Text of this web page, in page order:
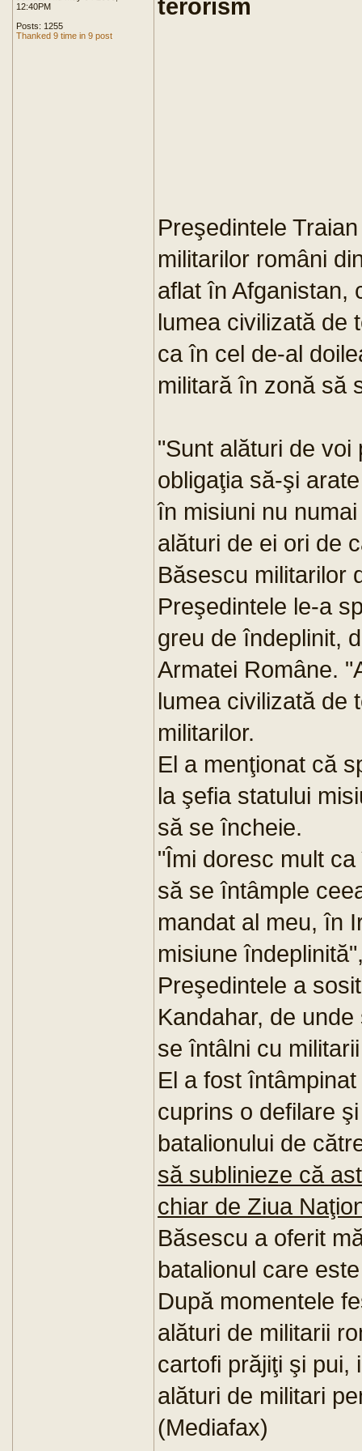
12:40PM
Posts: 1255
Thanked 9 time in 9 post
terorism
Preşedintele
militarilor români
aflat în Afganistan,
lumea civilizată de
ca în cel de-al
militară în zonă să
"Sunt alături de
obligaţia să-şi
în misiuni nu
alături de ei ori de
Băsescu militarilor
Preşedintele le-a
greu de îndeplinit,
Armatei Române.
lumea civilizată de
militarilor.
El a menţionat că
la şefia statului
să se încheie.
"Îmi doresc mult
să se întâmple
mandat al meu, în
misiune
Preşedintele a
Kandahar, de
se întâlni cu
El a fost
cuprins o defilare
batalionului de
să sublinieze că
chiar de Ziua
Băsescu a oferit
batalionul care
După momentele
alături de militarii
cartofi prăjiţi şi pui,
alături de militari
(Mediafax)